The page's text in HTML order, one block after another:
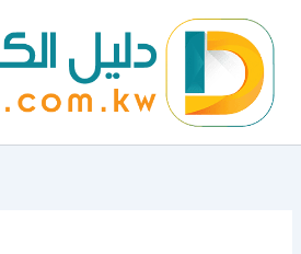
المحتوى